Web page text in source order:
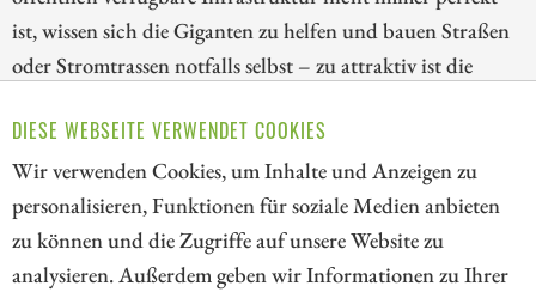
DIESE WEBSEITE VERWENDET COOKIES
Wir verwenden Cookies, um Inhalte und Anzeigen zu
personalisieren, Funktionen für soziale Medien anbieten
zu können und die Zugriffe auf unsere Website zu
analysieren. Außerdem geben wir Informationen zu Ihrer
ist, wissen sich die Giganten zu helfen und bauen Straßen
oder Stromtrassen notfalls selbst – zu attraktiv ist die
irritieren zu lassen. Wir stellen Unternehmen vor, die in
DRC tätig sind und zeigen Chancen für Investoren auf.
ZUM KOMMENTAR